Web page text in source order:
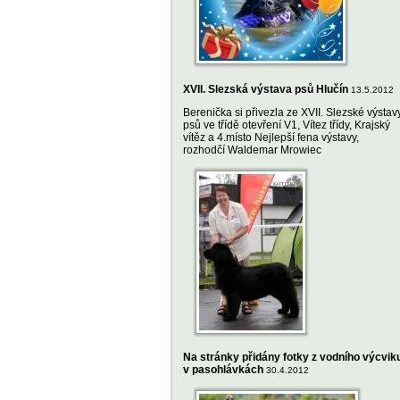
XVII. Slezská výstava psů Hlučín 13.5.2012
Berenička si přivezla ze XVII. Slezské
psů ve třídě otevření V1, Vítez třídy, Krajský
vítěz a 4.místo Nejlepší fena výstavy,
rozhodčí Waldemar Mrowiec
Na stránky přidány fotky z vodního
v pasohlávkách 30.4.2012